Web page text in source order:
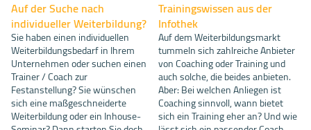
Auf der Suche nach
individueller Weiterbildung?
Sie haben einen individuellen
Weiterbildungsbedarf in Ihrem
Unternehmen oder suchen einen
Trainer / Coach zur
Festanstellung? Sie wünschen
sich eine maßgeschneiderte
Weiterbildung oder ein Inhouse-
Trainingswissen aus der
Infothek
Auf dem Weiterbildungsmarkt
tummeln sich zahlreiche Anbieter
von Coaching oder Training und
auch solche, die beides anbieten.
Aber: Bei welchen Anliegen ist
Coaching sinnvoll, wann bietet
sich ein Training eher an? Und wie